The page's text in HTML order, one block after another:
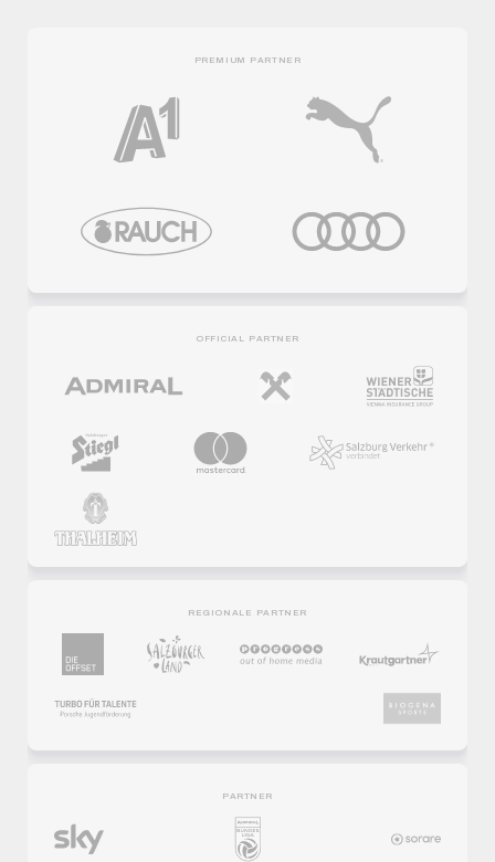
PREMIUM PARTNER
OFFICIAL PARTNER
REGIONALE PARTNER
PARTNER